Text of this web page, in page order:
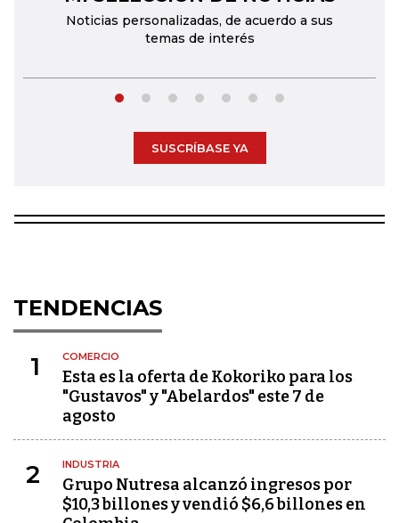
Noticias personalizadas, de acuerdo a sus
temas de interés
SUSCRÍBASE YA
TENDENCIAS
1 COMERCIO
Esta es la oferta de Kokoriko para los
"Gustavos" y "Abelardos" este 7 de
agosto
2 INDUSTRIA
Grupo Nutresa alcanzó ingresos por
$10,3 billones y vendió $6,6 billones en